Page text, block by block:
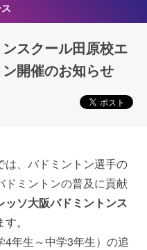
スクール田原校エ
開催のお知らせ
は、バドミントン選手の
ドミントンの普及に貢献
ッソ大阪バドミントンス
。
年生～中学3年生）の追